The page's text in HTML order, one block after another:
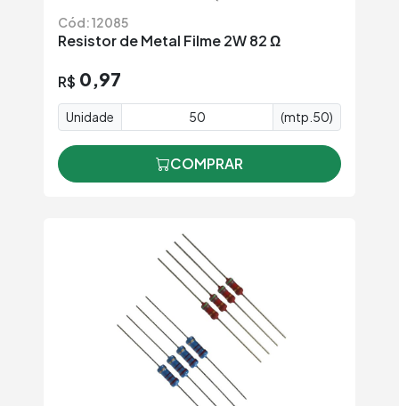
Cód: 12085
Resistor de Metal Filme 2W 82 Ω
R$ 0,97
Unidade (mtp.50)
COMPRAR